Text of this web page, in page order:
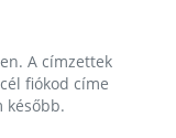
A címzettek
fiókod címe
később.